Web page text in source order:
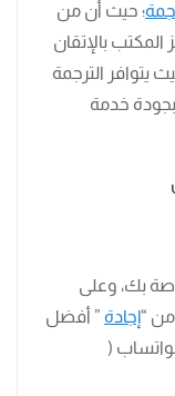
؛ حيث أن من
المكتب بالإتقان
يتوافر الترجمة
أيضًا بجودة خدمة
بك، وعلى
من “إجادة ” أفضل
(